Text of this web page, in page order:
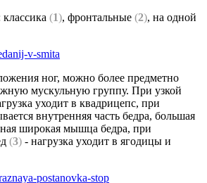
(1), фронтальные (2), на одной
ног, можно более предметно
мускульную группу. При узкой
уходит в квадрицепс, при
внутренняя часть бедра, большая
широкая мышца бедра, при
(3) - нагрузка уходит в ягодицы и